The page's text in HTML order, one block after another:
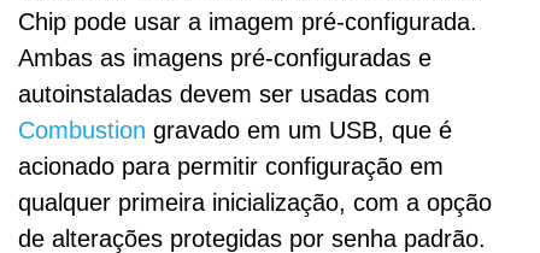
Chip pode usar a imagem pré-configurada.
Ambas as imagens pré-configuradas e
autoinstaladas devem ser usadas com
Combustion gravado em um USB, que é
acionado para permitir configuração em
qualquer primeira inicialização, com a opção
de alterações protegidas por senha padrão.